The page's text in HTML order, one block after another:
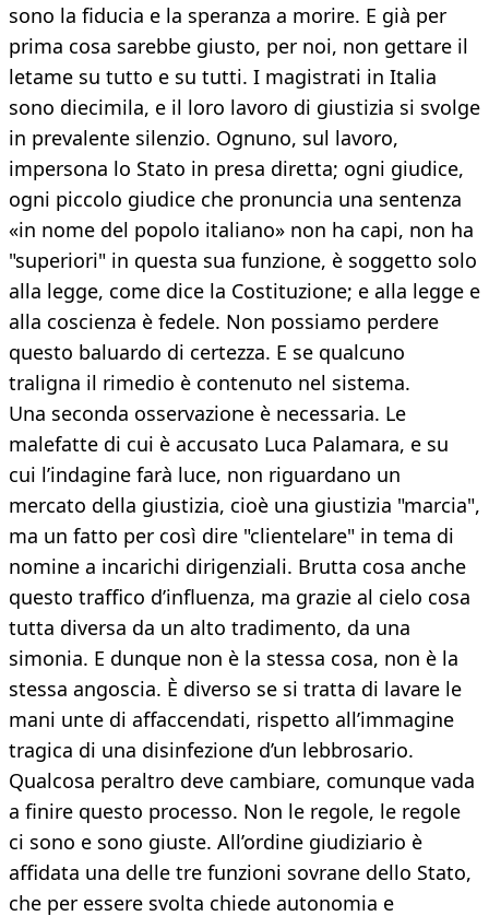
sono la fiducia e la speranza a morire. E già per
prima cosa sarebbe giusto, per noi, non gettare il
letame su tutto e su tutti. I magistrati in Italia
sono diecimila, e il loro lavoro di giustizia si svolge
in prevalente silenzio. Ognuno, sul lavoro,
impersona lo Stato in presa diretta; ogni giudice,
ogni piccolo giudice che pronuncia una sentenza
«in nome del popolo italiano» non ha capi, non ha
"superiori" in questa sua funzione, è soggetto solo
alla legge, come dice la Costituzione; e alla legge e
alla coscienza è fedele. Non possiamo perdere
questo baluardo di certezza. E se qualcuno
traligna il rimedio è contenuto nel sistema.
Una seconda osservazione è necessaria. Le
malefatte di cui è accusato Luca Palamara, e su
cui l’indagine farà luce, non riguardano un
mercato della giustizia, cioè una giustizia "marcia",
ma un fatto per così dire "clientelare" in tema di
nomine a incarichi dirigenziali. Brutta cosa anche
questo traffico d’influenza, ma grazie al cielo cosa
tutta diversa da un alto tradimento, da una
simonia. E dunque non è la stessa cosa, non è la
stessa angoscia. È diverso se si tratta di lavare le
mani unte di affaccendati, rispetto all’immagine
tragica di una disinfezione d’un lebbrosario.
Qualcosa peraltro deve cambiare, comunque vada
a finire questo processo. Non le regole, le regole
ci sono e sono giuste. All’ordine giudiziario è
affidata una delle tre funzioni sovrane dello Stato,
che per essere svolta chiede autonomia e